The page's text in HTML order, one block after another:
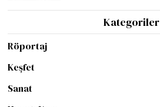
Kategoriler
Röportaj
Keşfet
Sanat